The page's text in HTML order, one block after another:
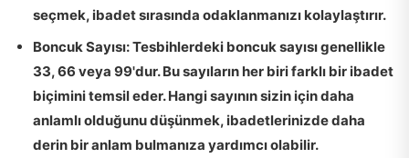
seçmek, ibadet sırasında odaklanmanızı kolaylaştırır.
Boncuk Sayısı:Tesbihlerdeki boncuk sayısı genellikle
33, 66 veya 99'dur. Bu sayıların her biri farklı bir ibadet
biçimini temsil eder. Hangi sayının sizin için daha
anlamlı olduğunu düşünmek, ibadetlerinizde daha
derin bir anlam bulmanıza yardımcı olabilir.